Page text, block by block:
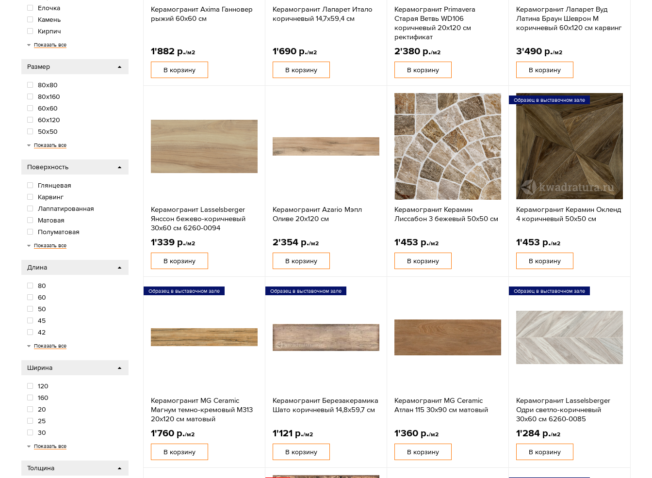
Керамогранит Axima Ганновер
рыжий 60x60 см
1'882 р./м2
В корзину
Керамогранит Лапарет Итало
коричневый 14,7х59,4 см
1'690 р./м2
В корзину
Керамогранит Primavera
Старая Ветвь WD106
коричневый 20x120 см
ректификат
2'380 р./м2
В корзину
Керамогранит Лапарет Вуд
Латина Браун Шеврон М
коричневый 60x120 см карвинг
3'490 р./м2
В корзину
Керамогранит Lasselsberger
Янссон бежево-коричневый
30x60 см 6260-0094
1'339 р./м2
В корзину
Керамогранит Azario Мэпл
Оливе 20x120 см
2'354 р./м2
В корзину
Керамогранит Керамин
Лиссабон 3 бежевый 50х50 см
1'453 р./м2
В корзину
Образец в выставочном зале
Керамогранит Керамин Окленд
4 коричневый 50x50 см
1'453 р./м2
В корзину
Образец в выставочном зале
Керамогранит MG Ceramic
Магнум темно-кремовый М313
20x120 см матовый
1'760 р./м2
В корзину
Образец в выставочном зале
Керамогранит Березакерамика
Шато коричневый 14,8х59,7 см
1'121 р./м2
В корзину
Керамогранит MG Ceramic
Атлан 115 30x90 см матовый
1'360 р./м2
В корзину
Образец в выставочном зале
Керамогранит Lasselsberger
Одри светло-коричневый
30х60 см 6260-0085
1'284 р./м2
В корзину
Елочка
Камень
Кирпич
Моноколор
Мрамор
Обои
Орнамент
Паркет
Терраццо
Травертин
Цветы
Цемент
Показать все
Размер
80х80
80x160
60х60
60х120
50х50
50x100
45х45
45x90
42х42
40х40
40x120
33х33
33x32
32x32
32x30
30х90
30х30
30x60
22х90
20х90
20х60
20х40
20х20
20х120
20x80
19x120
18х60
15х60
15x90
150x75
12x25
12,5х50
10х40
Показать все
Поверхность
Глянцевая
Карвинг
Лаппатированная
Матовая
Полуматовая
Сахарная
Структурная
Показать все
Длина
80
60
50
45
42
40
33
30
22
20
18
15
13
12
100
Показать все
Ширина
120
160
20
25
30
33
40
42
45
50
60
80
90
Показать все
Толщина